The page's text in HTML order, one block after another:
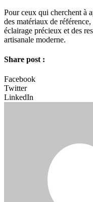
Pour ceux qui cherchent à
des matériaux de
éclairage précieux et des
artisanale moderne.
Share post :
Facebook
Twitter
LinkedIn